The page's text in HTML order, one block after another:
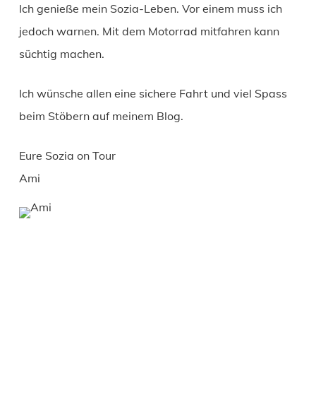
Ich genieße mein Sozia-Leben. Vor einem muss ich
jedoch warnen. Mit dem Motorrad mitfahren kann
süchtig machen.
Ich wünsche allen eine sichere Fahrt und viel Spass
beim Stöbern auf meinem Blog.
Eure Sozia on Tour
Ami